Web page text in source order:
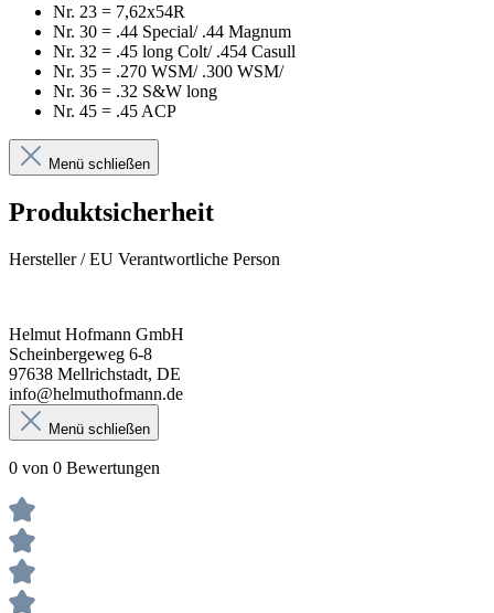
Nr. 23 = 7,62x54R
Nr. 30 = .44 Special/ .44 Magnum
Nr. 32 = .45 long Colt/ .454 Casull
Nr. 35 = .270 WSM/ .300 WSM/
Nr. 36 = .32 S&W long
Nr. 45 = .45 ACP
Menü schließen
Produktsicherheit
Hersteller / EU Verantwortliche Person
Helmut Hofmann GmbH
Scheinbergeweg 6-8
97638 Mellrichstadt, DE
info@helmuthofmann.de
Menü schließen
0 von 0 Bewertungen